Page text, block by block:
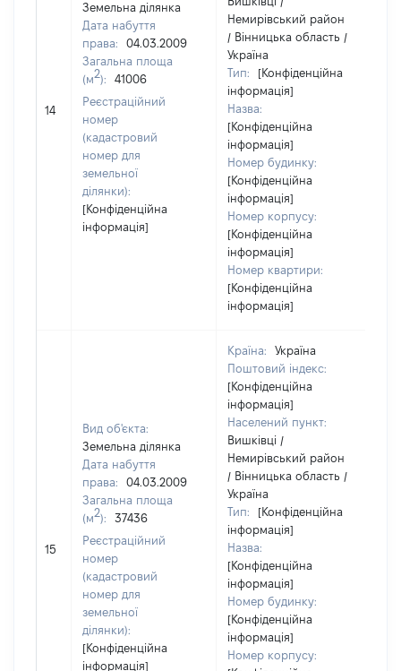
14
Земельна ділянка
Дата набуття
права:
04.03.2009
Загальна площа
(м2):
41006
Реєстраційний
номер
(кадастровий
номер для
земельної
ділянки):
[Конфіденційна
інформація]
Немирівський район
/ Вінницька область /
Україна
Тип:
[Конфіденційна
інформація]
Назва:
[Конфіденційна
інформація]
Номер будинку:
[Конфіденційна
інформація]
Номер корпусу:
[Конфіденційна
інформація]
Номер квартири:
[Конфіденційна
інформація]
15
Вид об'єкта:
Земельна ділянка
Дата набуття
права:
04.03.2009
Загальна площа
(м2):
37436
Реєстраційний
номер
(кадастровий
номер для
земельної
ділянки):
[Конфіденційна
інформація]
Країна:
Україна
Поштовий індекс:
[Конфіденційна
інформація]
Населений пункт:
Вишківці /
Немирівський район
/ Вінницька область /
Україна
Тип:
[Конфіденційна
інформація]
Назва:
[Конфіденційна
інформація]
Номер будинку:
[Конфіденційна
інформація]
Номер корпусу: